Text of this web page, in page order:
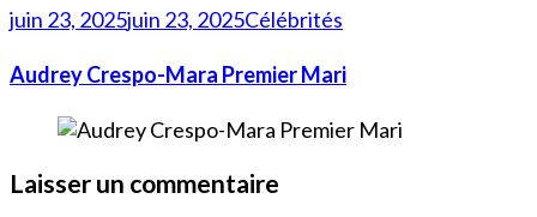
juin 23, 2025juin 23, 2025Célébrités
Audrey Crespo-Mara Premier Mari
Laisser un commentaire